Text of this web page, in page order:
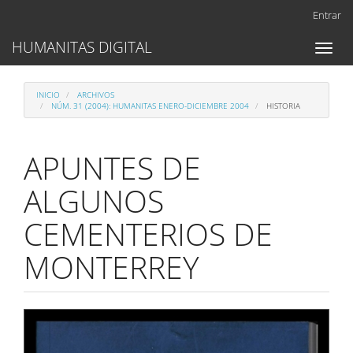
Contenido
principal
lateral
Entrar
Toggle
HUMANITAS DIGITAL
INICIO
ARCHIVOS
NÚM. 31 (2004): HUMANITAS ENERO-DICIEMBRE 2004
HISTORIA
APUNTES DE
ALGUNOS
CEMENTERIOS DE
MONTERREY
Barra